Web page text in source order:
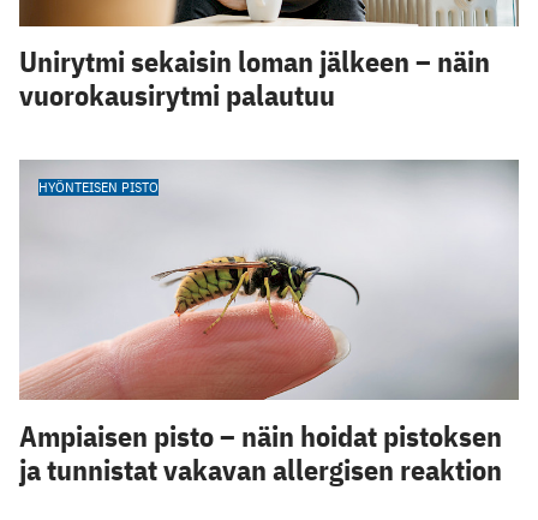
Unirytmi sekaisin loman jälkeen – näin
vuorokausirytmi palautuu
HYÖNTEISEN PISTO
Ampiaisen pisto – näin hoidat pistoksen
ja tunnistat vakavan allergisen reaktion